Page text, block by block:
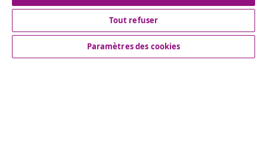
Service Clients
Tout refuser
Paramètres des cookies